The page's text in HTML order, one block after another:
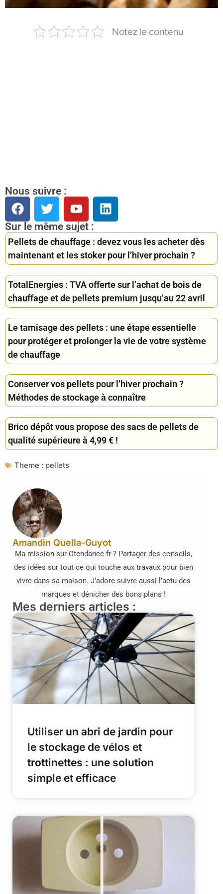
Notez le contenu
Nous suivre :
Sur le même sujet :
Pellets de chauffage : devez vous les acheter dès
maintenant et les stoker pour l’hiver prochain ?
TotalEnergies : TVA offerte sur l’achat de bois de
chauffage et de pellets premium jusqu’au 22 avril
Le tamisage des pellets : une étape essentielle
pour protéger et prolonger la vie de votre système
de chauffage
Conserver vos pellets pour l’hiver prochain ?
Méthodes de stockage à connaître
Brico dépôt vous propose des sacs de pellets de
qualité supérieure à 4,99 € !
Theme : pellets
Amandin Quella-Guyot
Ma mission sur Ctendance.fr ? Partager des conseils,
des idées sur tout ce qui touche aux travaux pour bien
vivre dans sa maison. J’adore suivre aussi l’actu des
marques et dénicher des bons plans !
Mes derniers articles :
Utiliser un abri de jardin pour
le stockage de vélos et
trottinettes : une solution
simple et efficace